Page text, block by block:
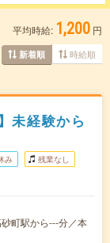
平均時給: 1,200 円
新着順 時給順
未経験から
み 残業なし
町駅から---分／本